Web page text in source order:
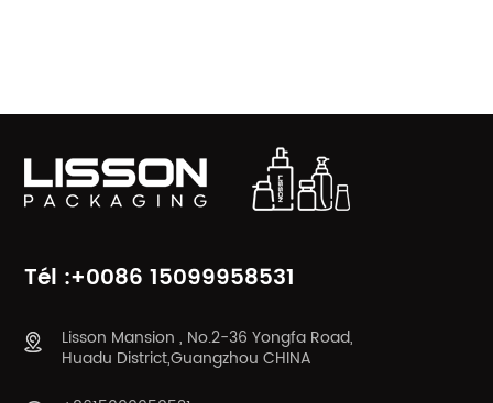
Tél :+0086 15099958531
Lisson Mansion , No.2-36 Yongfa Road,
Huadu District,Guangzhou CHINA